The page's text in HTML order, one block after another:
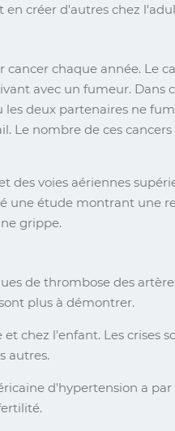
créer d'autres chez
cancer chaque année. Le
avec un fumeur. Dans
deux partenaires ne
Le nombre de ces
des voies aériennes
une étude montrant une
grippe.
de thrombose des
plus à démontrer.
chez l'enfant. Les crises
autres.
d'hypertension a